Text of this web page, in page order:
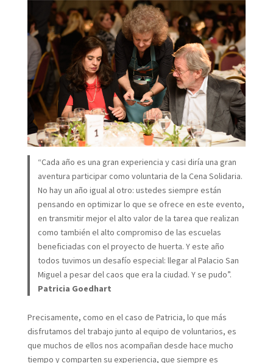
“Cada año es una gran experiencia y casi diría una gran
aventura participar como voluntaria de la Cena Solidaria.
No hay un año igual al otro: ustedes siempre están
pensando en optimizar lo que se ofrece en este evento,
en transmitir mejor el alto valor de la tarea que realizan
como también el alto compromiso de las escuelas
beneficiadas con el proyecto de huerta. Y este año
todos tuvimos un desafío especial: llegar al Palacio San
Miguel a pesar del caos que era la ciudad. Y se pudo”.
Patricia Goedhart
Precisamente, como en el caso de Patricia, lo que más
disfrutamos del trabajo junto al equipo de voluntarios, es
que muchos de ellos nos acompañan desde hace mucho
tiempo y comparten su experiencia, que siempre es